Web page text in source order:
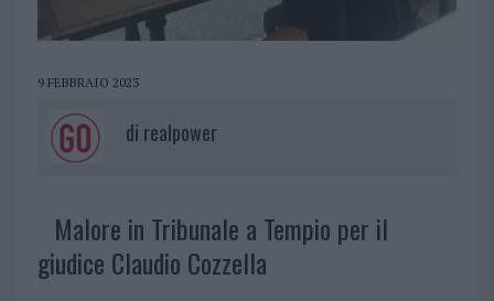
9 FEBBRAIO 2023
di realpower
Malore in Tribunale a Tempio per il
giudice Claudio Cozzella